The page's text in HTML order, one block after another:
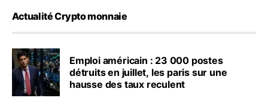
Actualité Crypto monnaie
Emploi américain : 23 000 postes
détruits en juillet, les paris sur une
hausse des taux reculent